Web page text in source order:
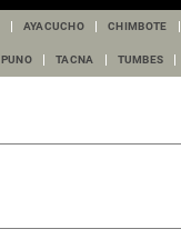
AYACUCHO CHIMBOTE
PUNO TACNA TUMBES